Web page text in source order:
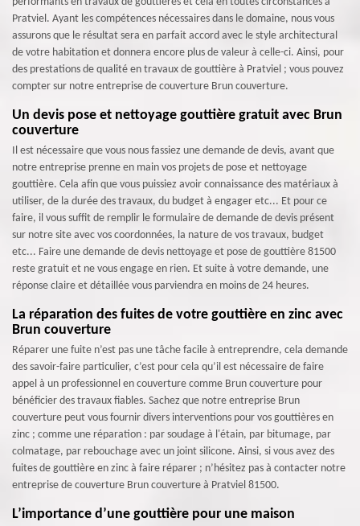
Pratviel. Ayant les compétences nécessaires dans le domaine, nous vous
assurons que le résultat sera en parfait accord avec le style architectural
de votre habitation et donnera encore plus de valeur à celle-ci. Ainsi, pour
des prestations de qualité en travaux de gouttière à Pratviel ; vous pouvez
compter sur notre entreprise de couverture Brun couverture.
Un devis pose et nettoyage gouttière gratuit avec Brun
couverture
Il est nécessaire que vous nous fassiez une demande de devis, avant que
notre entreprise prenne en main vos projets de pose et nettoyage
gouttière. Cela afin que vous puissiez avoir connaissance des matériaux à
utiliser, de la durée des travaux, du budget à engager etc... Et pour ce
faire, il vous suffit de remplir le formulaire de demande de devis présent
sur notre site avec vos coordonnées, la nature de vos travaux, budget
etc... Faire une demande de devis nettoyage et pose de gouttière 81500
reste gratuit et ne vous engage en rien. Et suite à votre demande, une
réponse claire et détaillée vous parviendra en moins de 24 heures.
La réparation des fuites de votre gouttière en zinc avec
Brun couverture
Réparer une fuite n’est pas une tâche facile à entreprendre, cela demande
des savoir-faire particulier, c’est pour cela qu’il est nécessaire de faire
appel à un professionnel en couverture comme Brun couverture pour
bénéficier des travaux fiables. Sachez que notre entreprise Brun
couverture peut vous fournir divers interventions pour vos gouttières en
zinc ; comme une réparation : par soudage à l'étain, par bitumage, par
colmatage, par rebouchage avec un joint silicone. Ainsi, si vous avez des
fuites de gouttière en zinc à faire réparer ; n’hésitez pas à contacter notre
entreprise de couverture Brun couverture à Pratviel 81500.
L’importance d’une gouttière pour une maison